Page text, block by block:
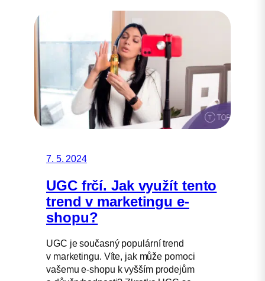
7. 5. 2024
UGC frčí. Jak využít tento
trend v marketingu e-
shopu?
UGC je současný populární trend
v marketingu. Víte, jak může pomoci
vašemu e-shopu k vyšším prodejům